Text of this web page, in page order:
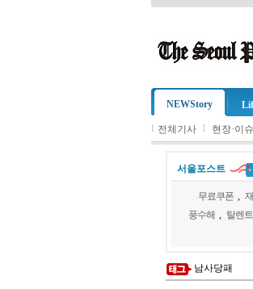
NEWStory
l 전체기사 l 현장·이슈
서울포스트
무료쿠폰
풍수해
탈렌
남사당패